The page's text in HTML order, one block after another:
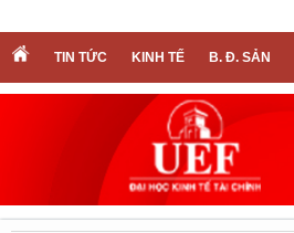
TIN TỨC KINH TẾ B. Đ. SẢN